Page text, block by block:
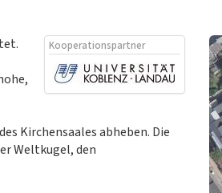
Kooperationspartner
Kirchensaales abheben. Die
Weltkugel, den